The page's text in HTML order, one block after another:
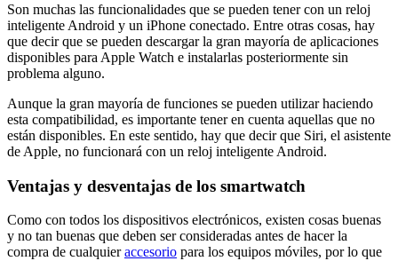
Son muchas las funcionalidades que se pueden tener con un reloj
inteligente Android y un iPhone conectado. Entre otras cosas, hay
que decir que se pueden descargar la gran mayoría de aplicaciones
disponibles para Apple Watch e instalarlas posteriormente sin
problema alguno.
Aunque la gran mayoría de funciones se pueden utilizar haciendo
esta compatibilidad, es importante tener en cuenta aquellas que no
están disponibles. En este sentido, hay que decir que Siri, el asistente
de Apple, no funcionará con un reloj inteligente Android.
Ventajas y desventajas de los smartwatch
Como con todos los dispositivos electrónicos, existen cosas buenas
y no tan buenas que deben ser consideradas antes de hacer la
compra de cualquieraccesorio para los equipos móviles, por lo que